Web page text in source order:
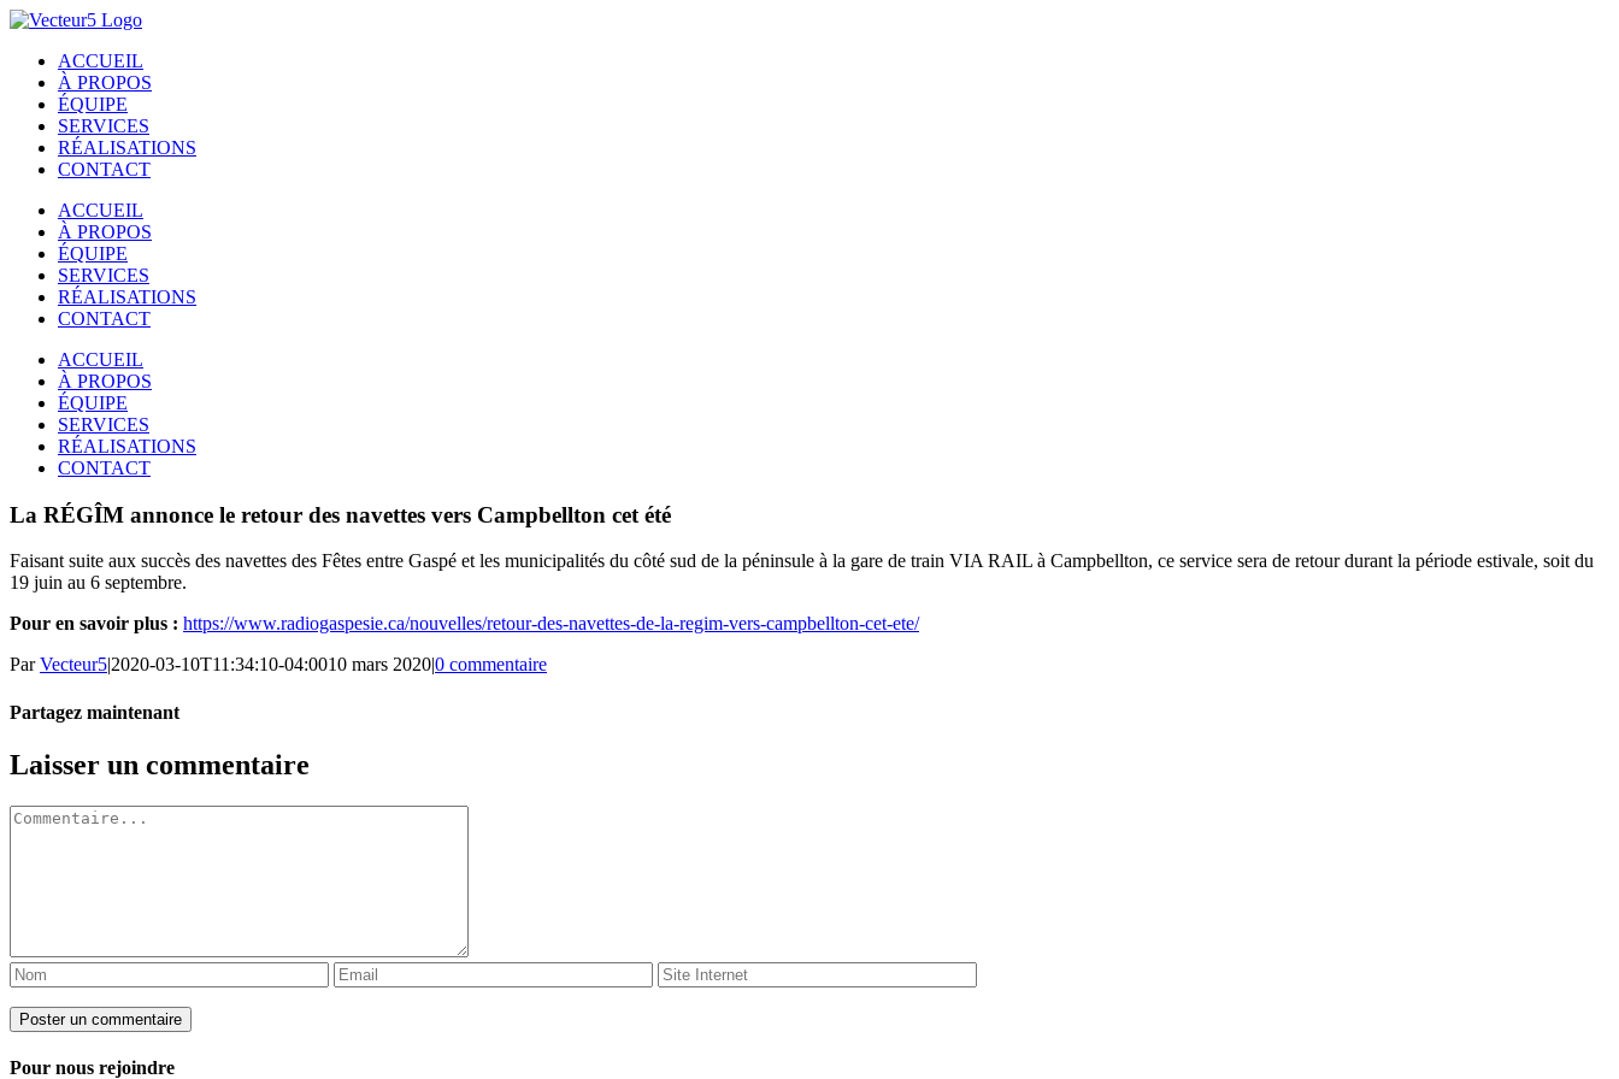
Passer
contenuACCUEIL
À PROPOS
ÉQUIPE
SERVICES
RÉALISATIONS
CONTACT
ACCUEIL
À PROPOS
ÉQUIPE
SERVICES
RÉALISATIONS
CONTACT
ACCUEIL
À PROPOS
ÉQUIPE
SERVICES
RÉALISATIONS
CONTACT
La RÉGÎM annonce le retour des navettes vers Campbellton cet été
Faisant suite aux succès des navettes des Fêtes entre Gaspé et les municipalités du côté sud de la péninsule à la gare de train VIA RAIL à Campbellton, ce service sera de retour durant la période estivale, soit du
19 juin au 6 septembre.
Pour en savoir plus : https://www.radiogaspesie.ca/nouvelles/retour-des-navettes-de-la-regim-vers-campbellton-cet-ete/
ParVecteur5|2020-03-10T11:34:10-04:0010 mars 2020|0 commentaire
Partagez maintenant
Facebook
Twitter
LinkedIn
Tumblr
Pinterest
Email
Laisser un commentaire
Commentaire
Pour nous rejoindre